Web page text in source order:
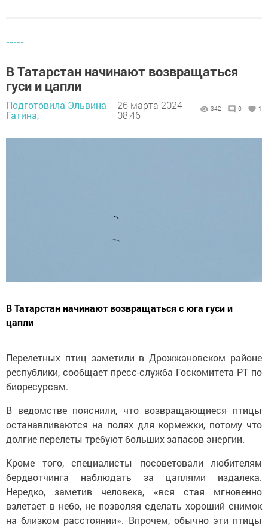
-----
В Татарстан начинают возвращаться
гуси и цапли
Подготовила Эльвина
Гатина,
26 марта 2024 -
08:46
342 0 1
В Татарстан начинают возвращаться с юга гуси и
цапли
Перелетных птиц заметили в Дрожжановском районе
республики, сообщает пресс-служба Госкомитета РТ по
биоресурсам.
В ведомстве пояснили, что возвращающиеся птицы
останавливаются на полях для кормежки, потому что
долгие перелеты требуют больших запасов энергии.
Кроме того, специалисты посоветовали любителям
бердвотчинга наблюдать за цаплями издалека.
Нередко, заметив человека, «вся стая мгновенно
взлетает в небо, не позволяя сделать хороший снимок
на близком расстоянии». Впрочем, обычно эти птицы